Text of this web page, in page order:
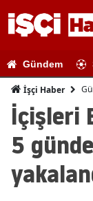
Gündem
İşçi Haber
İçişleri
5